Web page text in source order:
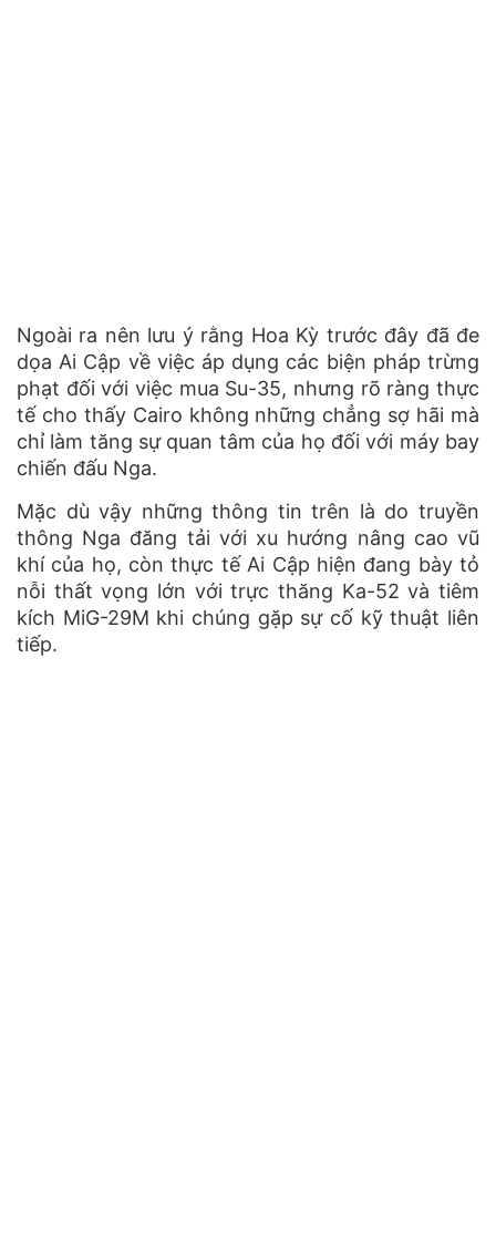
Ngoài ra nên lưu ý rằng Hoa Kỳ trước đây đã đe
dọa Ai Cập về việc áp dụng các biện pháp trừng
phạt đối với việc mua Su-35, nhưng rõ ràng thực
tế cho thấy Cairo không những chẳng sợ hãi mà
chỉ làm tăng sự quan tâm của họ đối với máy bay
chiến đấu Nga.
Mặc dù vậy những thông tin trên là do truyền
thông Nga đăng tải với xu hướng nâng cao vũ
khí của họ, còn thực tế Ai Cập hiện đang bày tỏ
nỗi thất vọng lớn với trực thăng Ka-52 và tiêm
kích MiG-29M khi chúng gặp sự cố kỹ thuật liên
tiếp.